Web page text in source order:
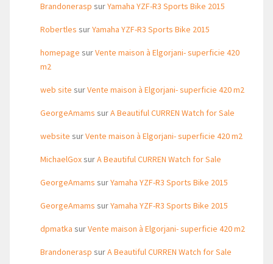
Brandonerasp surYamaha YZF-R3 Sports Bike 2015
Robertles surYamaha YZF-R3 Sports Bike 2015
homepage surVente maison à Elgorjani- superficie 420
m2
web site surVente maison à Elgorjani- superficie 420 m2
GeorgeAmams surA Beautiful CURREN Watch for Sale
website surVente maison à Elgorjani- superficie 420 m2
MichaelGoxsurA Beautiful CURREN Watch for Sale
GeorgeAmams surYamaha YZF-R3 Sports Bike 2015
GeorgeAmams surYamaha YZF-R3 Sports Bike 2015
dpmatka surVente maison à Elgorjani- superficie 420 m2
Brandonerasp surA Beautiful CURREN Watch for Sale